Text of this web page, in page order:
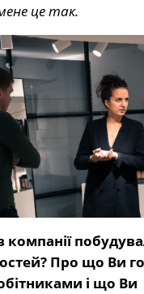
це так.
компанії
Про що Ви
і що Ви